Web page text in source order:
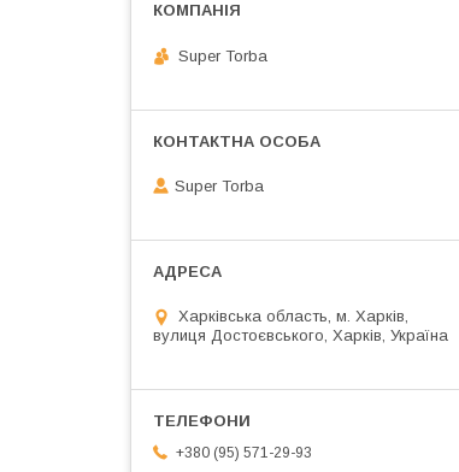
Super Torba
Super Torba
Харківська область, м. Харків,
вулиця Достоєвського, Харків, Україна
+380 (95) 571-29-93